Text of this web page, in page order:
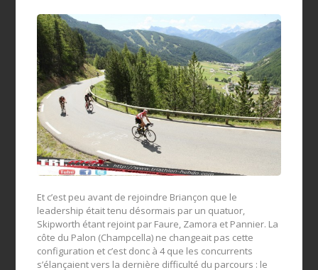
Et c’est peu avant de rejoindre Briançon que le
leadership était tenu désormais par un quatuor,
Skipworth étant rejoint par Faure, Zamora et Pannier. La
côte du Palon (Champcella) ne changeait pas cette
configuration et c’est donc à 4 que les concurrents
s’élançaient vers la dernière difficulté du parcours : le